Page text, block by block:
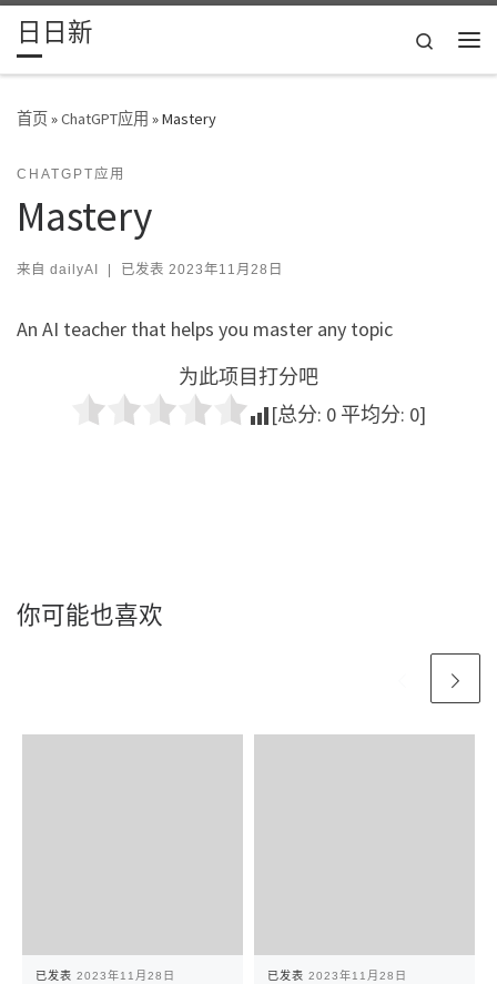
Skip to content
日日新
Search
首页»ChatGPT应用 »Mastery
CHATGPT应用
Mastery
来自 dailyAI | 已发表 2023年11月28日
An AI teacher that helps you master any topic
为此项目打分吧
[总分: 0 平均分: 0]
你可能也喜欢
已发表 2023年11月28日 已发表 2023年11月28日